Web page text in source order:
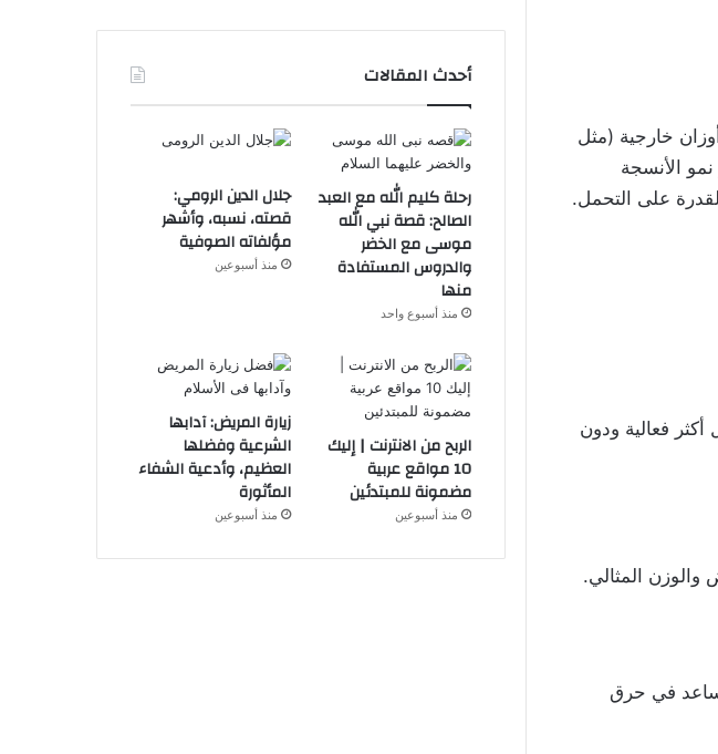
خارجية (مثل
نمو الأنسجة
على التحمل.
فعالية ودون
والوزن المثالي.
يساعد في حرق
أحدث المقالات
رحلة كليم الله مع العبد
الصالح: قصة نبي الله
موسى مع الخضر
والدروس المستفادة
منها
منذ أسبوع واحد
جلال الدين الرومي:
قصته، نسبه، وأشهر
مؤلفاته الصوفية
منذ أسبوعين
الربح من الانترنت | إليك
10 مواقع عربية
مضمونة للمبتدئين
منذ أسبوعين
زيارة المريض: آدابها
الشرعية وفضلها
العظيم، وأدعية الشفاء
المأثورة
منذ أسبوعين